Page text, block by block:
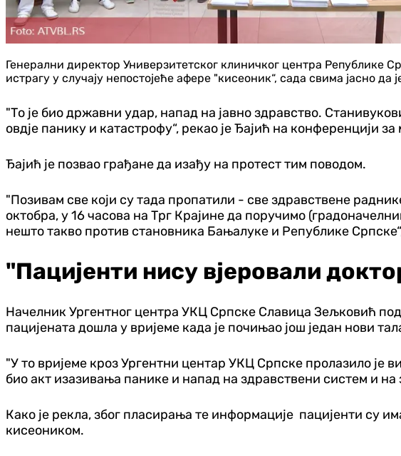
Генерални директор Универзитетског клиничког центра Републике
истрагу у случају непостојеће афере "кисеоник“, сада свима јасно
"То је био државни удар, напад на јавно здравство.
овдје панику и катастрофу“, рекао је Ђајић на конференцији за
Ђајић је позвао грађане да изађу на протест тим поводом.
"Позивам све који су тада пропатили - све здравствене
октобра, у 16 часова на Трг Крајине да поручимо
нешто такво против становника Бањалуке и Републике
"Пацијенти нису вјеровали
Начелник Ургентног центра УКЦ Српске Славица Зељковић
пацијената дошла у вријеме када је почињао још један нови
"У то вријеме кроз Ургентни центар УКЦ Српске пролазило је
био акт изазивања панике и напад на здравствени систем и на
Како је рекла, због пласирања те информације пацијенти су
кисеоником.